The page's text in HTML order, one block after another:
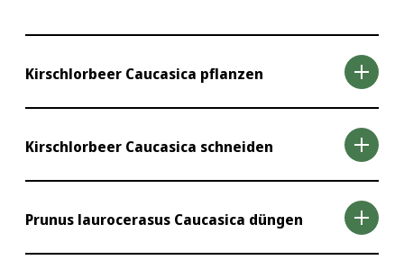
Kirschlorbeer Caucasica pflanzen
Am besten Sie pflanzen Ihren neu erworbenen
bieten sich dafür meist günstige Bedingungen.
Kirschlorbeer Caucasica schneiden
Das Schneiden des Prunus laurocerasus
Prunus laurocerasus Caucasica düngen